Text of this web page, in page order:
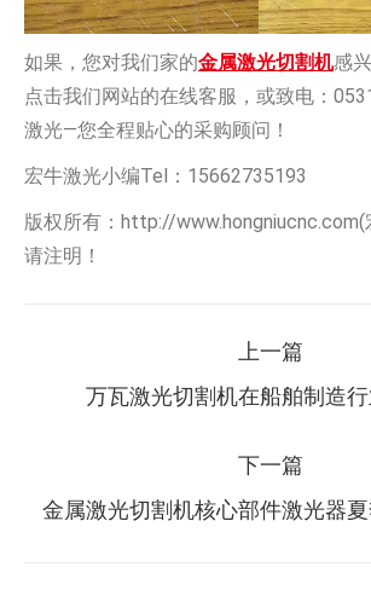
如果，您对我们家的金属激光切割机感
点击我们网站的在线客服，或致电：
激光—您全程贴心的采购顾问！
宏牛激光小编Tel：15662735193
版权所有：http://www.hongniucnc.com(
请注明！
航
上一篇
上
篇：
万瓦激光切割机在船舶制造
下一篇
下
金属激光切割机核心部件激光器